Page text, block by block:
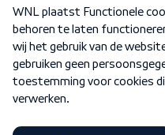
Nieuwsbrief
Word Lid